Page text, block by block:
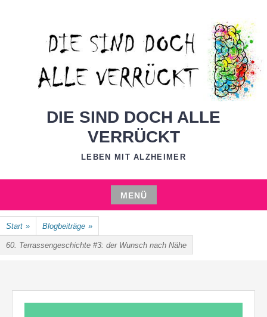
DIE SIND DOCH ALLE
VERRÜCKT
LEBEN MIT ALZHEIMER
MENÜ
Zum
Inhalt
springen
Start » Blogbeiträge »
60. Terrassengeschichte #3: der Wunsch nach Nähe